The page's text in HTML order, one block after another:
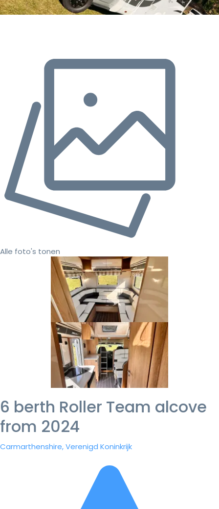
Alle foto's tonen
6 berth Roller Team alcove
from 2024
Carmarthenshire, Verenigd Koninkrijk